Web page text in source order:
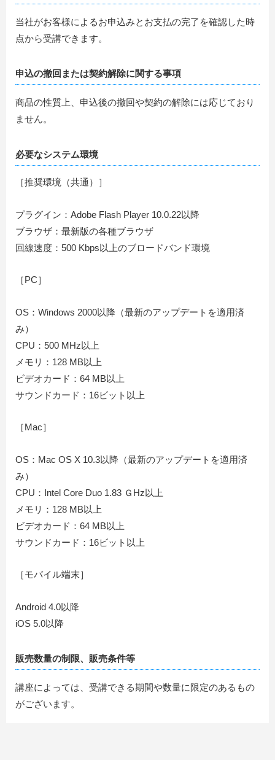
当社がお客様によるお申込みとお支払の完了を確認した時
点から受講できます。
申込の撤回または契約解除に関する事項
商品の性質上、申込後の撤回や契約の解除には応じており
ません。
必要なシステム環境
［推奨環境（共通）］
プラグイン：Adobe Flash Player 10.0.22以降
ブラウザ：最新版の各種ブラウザ
回線速度：500 Kbps以上のブロードバンド環境
［PC］
OS：Windows 2000以降（最新のアップデートを適用済
み）
CPU：500 MHz以上
メモリ：128 MB以上
ビデオカード：64 MB以上
サウンドカード：16ビット以上
［Mac］
OS：Mac OS X 10.3以降（最新のアップデートを適用済
み）
CPU：Intel Core Duo 1.83 ＧHz以上
メモリ：128 MB以上
ビデオカード：64 MB以上
サウンドカード：16ビット以上
［モバイル端末］
Android 4.0以降
iOS 5.0以降
販売数量の制限、販売条件等
講座によっては、受講できる期間や数量に限定のあるもの
がございます。